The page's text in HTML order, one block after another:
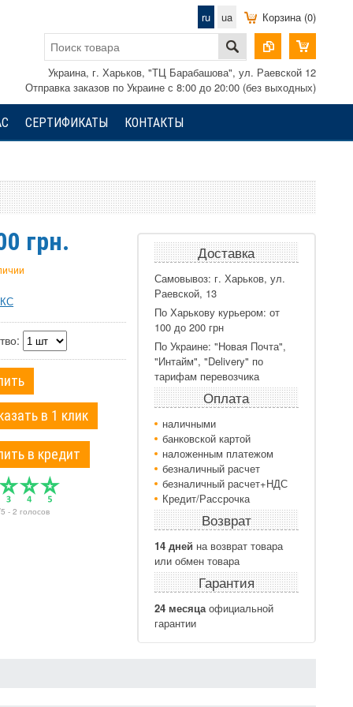
Корзина (0)
ru ua
Украина, г. Харьков, "ТЦ Барабашова", ул. Раевской 12
Отправка заказов по Украине с 8:00 до 20:00 (без выходных)
СЕРТИФИКАТЫ КОНТАКТЫ
грн.
в 1 клик
в кредит
5 -2 голосов
Доставка
Самовывоз: г. Харьков, ул.
Раевской, 13
По Харькову курьером: от
100 до 200 грн
По Украине: "Новая Почта",
"Интайм", "Delivery" по
тарифам перевозчика
Оплата
наличными
банковской картой
наложенным платежом
безналичный расчет
безналичный расчет+НДС
Кредит/Рассрочка
Возврат
14 дней на возврат товара
или обмен товара
Гарантия
24 месяцаофициальной
гарантии